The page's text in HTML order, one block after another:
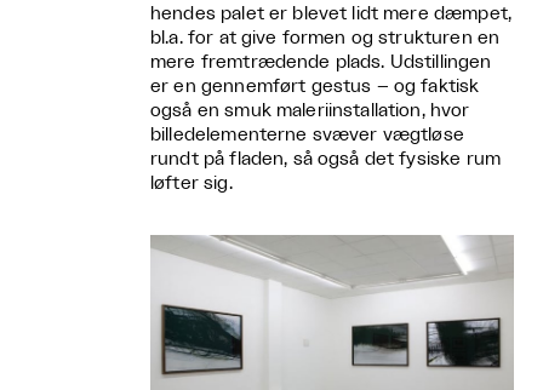
hendes palet er blevet lidt mere dæmpet,
bl.a. for at give formen og strukturen en
mere fremtrædende plads. Udstillingen
er en gennemført gestus – og faktisk
også en smuk maleriinstallation, hvor
billedelementerne svæver vægtløse
rundt på fladen, så også det fysiske rum
løfter sig.